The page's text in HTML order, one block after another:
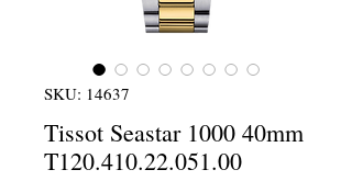
SKU: 14637
Tissot Seastar 1000 40mm
T120.410.22.051.00